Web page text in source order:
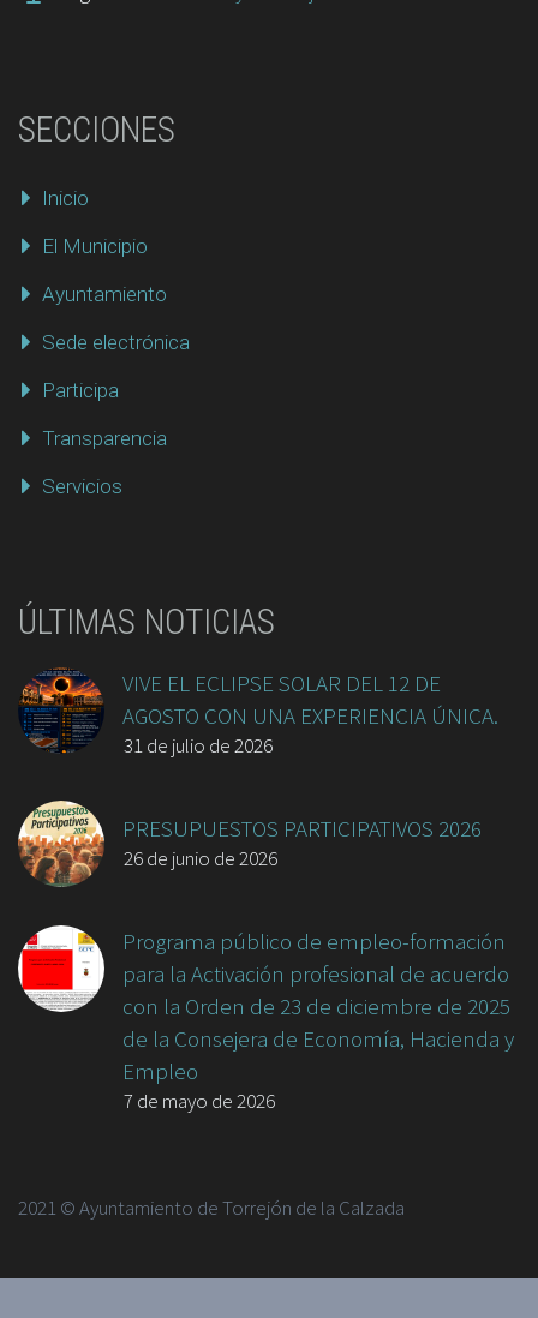
SECCIONES
Inicio
El Municipio
Ayuntamiento
Sede electrónica
Participa
Transparencia
Servicios
ÚLTIMAS NOTICIAS
VIVE EL ECLIPSE SOLAR DEL 12 DE
AGOSTO CON UNA EXPERIENCIA ÚNICA.
31 de julio de 2026
PRESUPUESTOS PARTICIPATIVOS 2026
26 de junio de 2026
Programa público de empleo-formación
para la Activación profesional de acuerdo
con la Orden de 23 de diciembre de 2025
de la Consejera de Economía, Hacienda y
Empleo
7 de mayo de 2026
2021 © Ayuntamiento de Torrejón de la Calzada